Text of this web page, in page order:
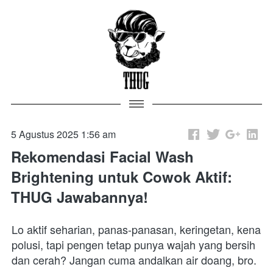
5 Agustus 2025 1:56 am
Rekomendasi Facial Wash
Brightening untuk Cowok Aktif:
THUG Jawabannya!
Lo aktif seharian, panas-panasan, keringetan, kena
polusi, tapi pengen tetap punya wajah yang bersih
dan cerah? Jangan cuma andalkan air doang, bro.